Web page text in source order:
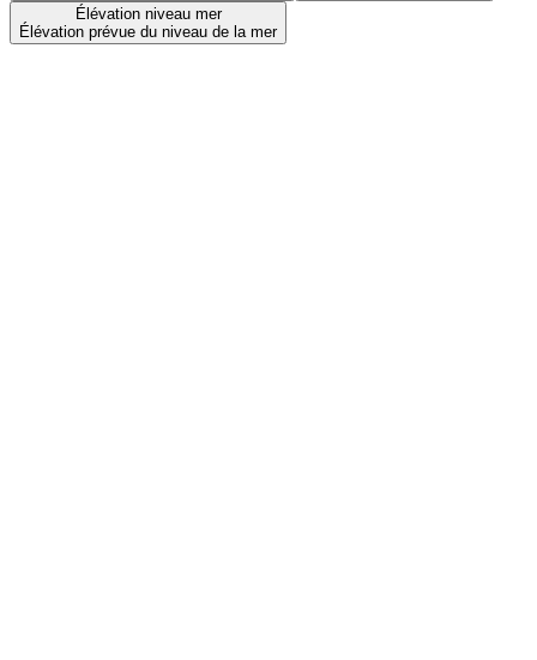
Élévation niveau mer
Élévation prévue du niveau de la mer